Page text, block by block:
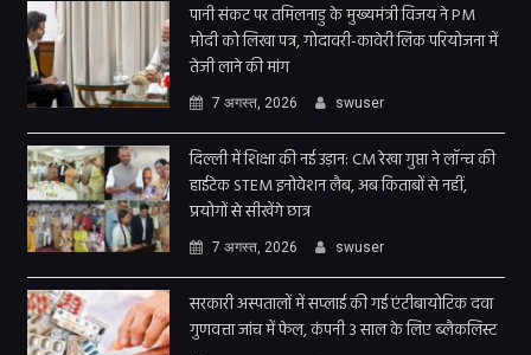
पानी संकट पर तमिलनाडु के मुख्यमंत्री विजय ने PM
मोदी को लिखा पत्र, गोदावरी-कावेरी लिंक परियोजना में
तेजी लाने की मांग
7 अगस्त, 2026 swuser
दिल्ली में शिक्षा की नई उड़ान: CM रेखा गुप्ता ने लॉन्च की
हाईटेक STEM इनोवेशन लैब, अब किताबों से नहीं,
प्रयोगों से सीखेंगे छात्र
7 अगस्त, 2026 swuser
सरकारी अस्पतालों में सप्लाई की गई एंटीबायोटिक दवा
गुणवत्ता जांच में फेल, कंपनी 3 साल के लिए ब्लैकलिस्ट